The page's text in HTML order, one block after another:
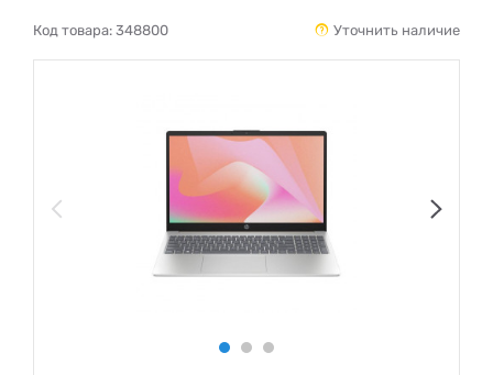
Код товара: 348800 Уточнить наличие